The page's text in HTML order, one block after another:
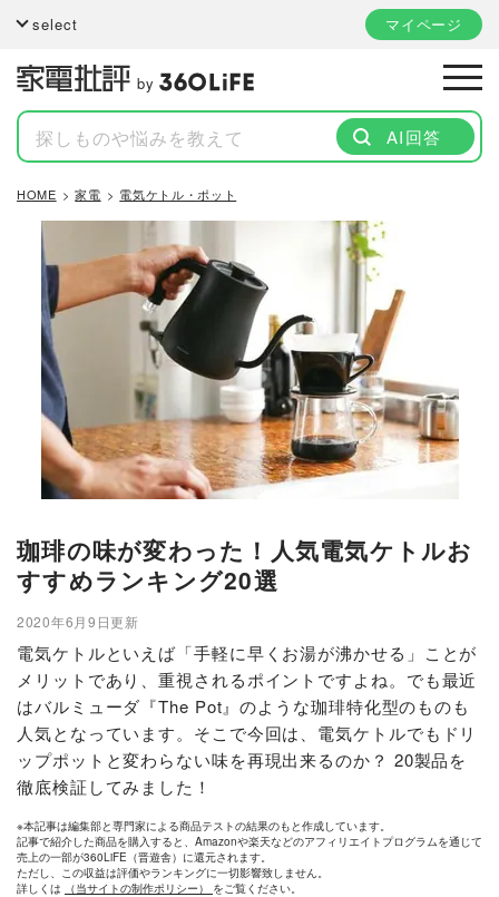
select マイページ
by
AI回答
HOME 家電 電気ケトル・ポット
珈琲の味が変わった！人気電気ケトルお
すすめランキング20選
2020年6月9日更新
電気ケトルといえば「手軽に早くお湯が沸かせる」ことが
メリットであり、重視されるポイントですよね。でも最近
はバルミューダ『The Pot』のような珈琲特化型のものも
人気となっています。そこで今回は、電気ケトルでもドリ
ップポットと変わらない味を再現出来るのか？ 20製品を
徹底検証してみました！
※本記事は編集部と専門家による商品テストの結果のもと作成しています。
記事で紹介した商品を購入すると、Amazonや楽天などのアフィリエイトプログラムを通じて
売上の一部が360LiFE（晋遊舎）に還元されます。
ただし、この収益は評価やランキングに一切影響致しません。
詳しくは
（当サイトの制作ポリシー） をご覧ください。